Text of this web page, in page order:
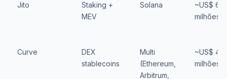
Jito
Staking +
MEV
Solana
~US$ 60
milhões
Curve
DEX
stablecoins
Multi
(Ethereum,
Arbitrum,
~US$ 43
milhões